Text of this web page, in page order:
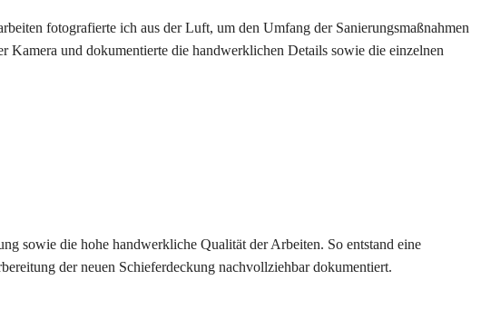
fotografierte ich aus der Luft, um den Umfang der Sanierungsmaßnahmen
Kamera und dokumentierte die handwerklichen Details sowie die einzelnen
sowie die hohe handwerkliche Qualität der Arbeiten. So entstand eine
der neuen Schieferdeckung nachvollziehbar dokumentiert.